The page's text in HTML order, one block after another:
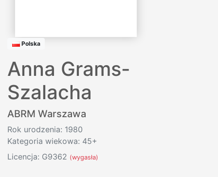
Polska
Anna Grams-
Szalacha
ABRM Warszawa
Rok urodzenia: 1980
Kategoria wiekowa: 45+
Licencja: G9362 (wygasła)